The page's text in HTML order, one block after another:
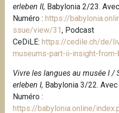
erleben II, Babylonia 2/23.
Numéro : https://
ssue/view/31, Podcast
CeDiLE: https://cedile.ch/de/
museums-part-ii-insight-
Vivre les langues au musée I /
erleben I, Babylonia 3/22.
Numéro :
https://babylonia.online/